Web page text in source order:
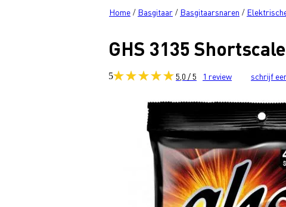
Home / Basgitaar / Basgitaarsnaren /
GHS 3135
5 5,0 / 5 1 review schrijf